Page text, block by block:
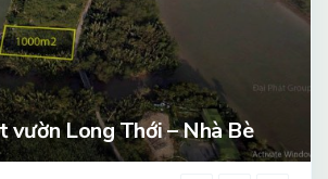
vườn Long Thới – Nhà Bè